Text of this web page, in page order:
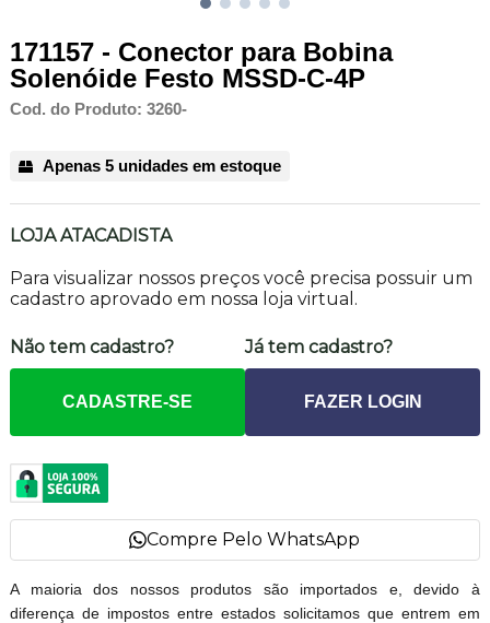
171157 - Conector para Bobina
Solenóide Festo MSSD-C-4P
Cod. do Produto: 3260-
Apenas 5 unidades em estoque
LOJA ATACADISTA
Para visualizar nossos preços você precisa possuir um
cadastro aprovado em nossa loja virtual.
Não tem cadastro?
CADASTRE-SE
Já tem cadastro?
FAZER LOGIN
Compre Pelo WhatsApp
A maioria dos nossos produtos são importados e, devido à
diferença de impostos entre estados solicitamos que entrem em